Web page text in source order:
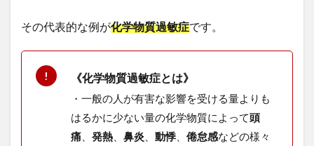
その代表的な例が化学物質過敏症です。
《化学物質過敏症とは》
・一般の人が有害な影響を受ける量よりも
はるかに少ない量の化学物質によって頭
痛
発熱 鼻炎 動悸 倦怠感などの様々